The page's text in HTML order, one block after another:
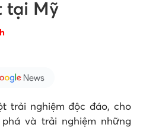
tại Mỹ
trải nghiệm độc đáo, cho
và trải nghiệm những